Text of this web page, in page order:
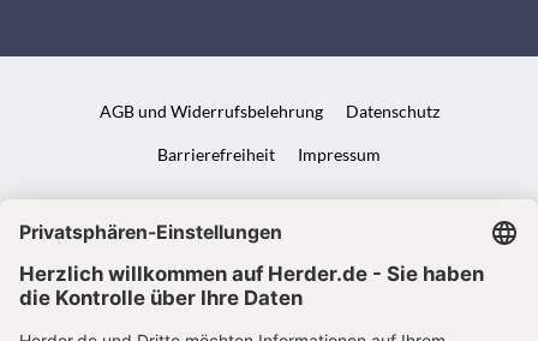
AGB und Widerrufsbelehrung Datenschutz
Barrierefreiheit Impressum
VERTRAG WIDERRUFEN